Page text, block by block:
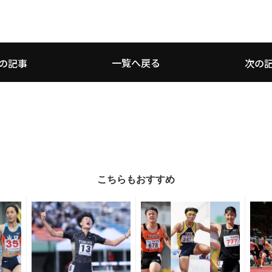
記事 一覧へ戻る 次の
こちらもおすすめ